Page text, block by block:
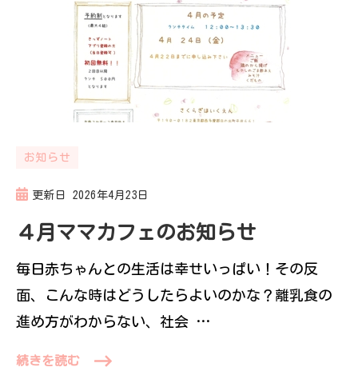
更新日 2026年4月23日
お知らせ
４月ママカフェのお知らせ
毎日赤ちゃんとの生活は幸せいっぱい！その反
面、こんな時はどうしたらよいのかな？離乳食の
進め方がわからない、社会 …
続きを読む